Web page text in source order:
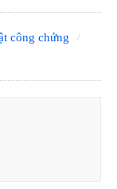
công chứng